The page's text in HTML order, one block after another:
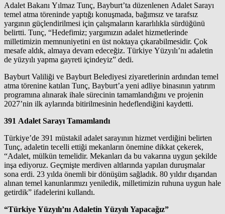
Adalet Bakanı Yılmaz Tunç, Bayburt’ta düzenlenen Adalet Sarayı
temel atma töreninde yaptığı konuşmada, bağımsız ve tarafsız
yargının güçlendirilmesi için çalışmaların kararlılıkla sürdüğünü
belirtti. Tunç, “Hedefimiz; yargımızın adalet hizmetlerinde
milletimizin memnuniyetini en üst noktaya çıkarabilmesidir. Çok
mesafe aldık, almaya devam edeceğiz. Türkiye Yüzyılı’nı adaletin
de yüzyılı yapma gayreti içindeyiz” dedi.
Bayburt Valiliği ve Bayburt Belediyesi ziyaretlerinin ardından temel
atma törenine katılan Tunç, Bayburt’a yeni adliye binasının yatırım
programına alınarak ihale sürecinin tamamlandığını ve projenin
2027’nin ilk aylarında bitirilmesinin hedeflendiğini kaydetti.
391 Adalet Sarayı Tamamlandı
Türkiye’de 391 müstakil adalet sarayının hizmet verdiğini belirten
Tunç, adaletin tecelli ettiği mekanların önemine dikkat çekerek,
“Adalet, mülkün temelidir. Mekanları da bu vakarına uygun şekilde
inşa ediyoruz. Geçmişte merdiven altlarında yapılan duruşmalar
sona erdi. 23 yılda önemli bir dönüşüm sağladık. 80 yıldır dışarıdan
alınan temel kanunlarımızı yeniledik, milletimizin ruhuna uygun hale
getirdik” ifadelerini kullandı.
“Türkiye Yüzyılı’nı Adaletin Yüzyılı Yapacağız”